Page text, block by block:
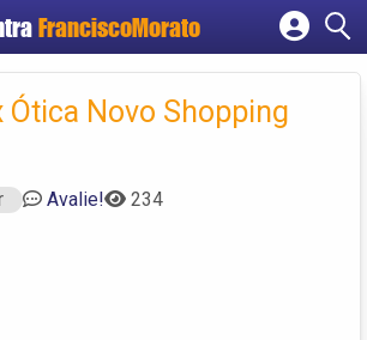
FranciscoMorato
Cadastrar empresa
Criar conta
Ótica Novo Shopping
Avalie! 234